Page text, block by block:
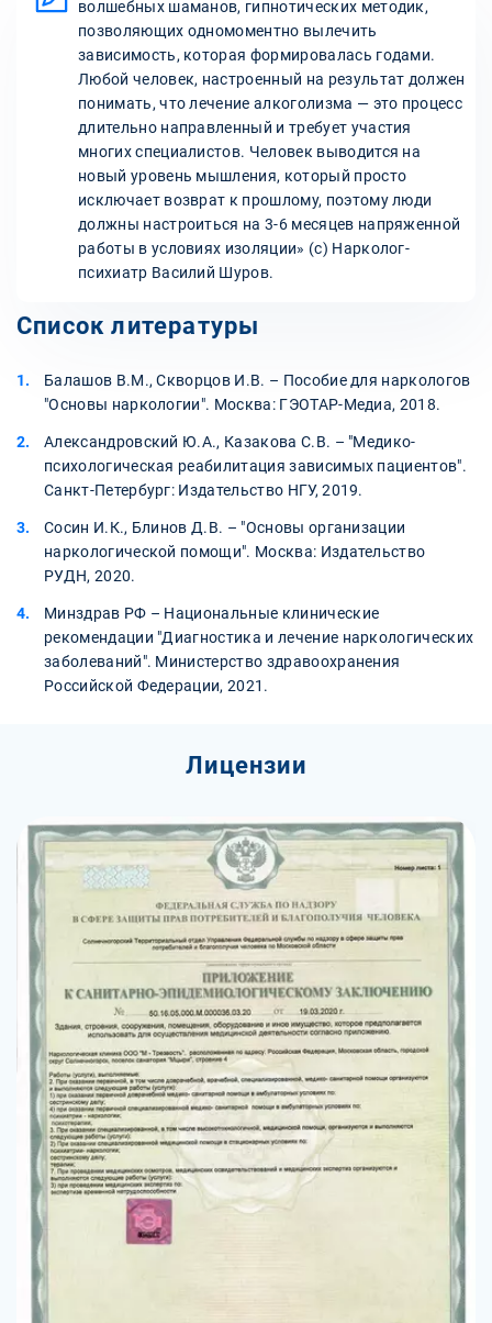
волшебных шаманов, гипнотических методик,
позволяющих одномоментно вылечить
зависимость, которая формировалась годами.
Любой человек, настроенный на результат должен
понимать, что лечение алкоголизма — это процесс
длительно направленный и требует участия
многих специалистов. Человек выводится на
новый уровень мышления, который просто
исключает возврат к прошлому, поэтому люди
должны настроиться на 3-6 месяцев напряженной
работы в условиях изоляции» (с) Нарколог-
психиатр Василий Шуров.
Список литературы
Балашов В.М., Скворцов И.В. – Пособие для наркологов
"Основы наркологии". Москва: ГЭОТАР-Медиа, 2018.
Александровский Ю.А., Казакова С.В. – "Медико-
психологическая реабилитация зависимых пациентов".
Санкт-Петербург: Издательство НГУ, 2019.
Сосин И.К., Блинов Д.В. – "Основы организации
наркологической помощи". Москва: Издательство
РУДН, 2020.
Минздрав РФ – Национальные клинические
рекомендации "Диагностика и лечение наркологических
заболеваний". Министерство здравоохранения
Российской Федерации, 2021.
Лицензии